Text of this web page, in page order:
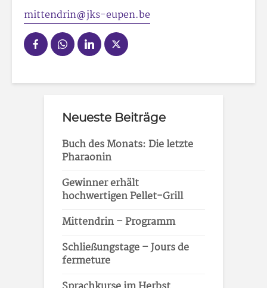
mittendrin@jks-eupen.be
Neueste Beiträge
Buch des Monats: Die letzte
Pharaonin
Gewinner erhält
hochwertigen Pellet-Grill
Mittendrin – Programm
Schließungstage – Jours de
fermeture